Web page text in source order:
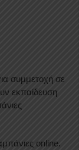
συμμετοχή σε
εκπαίδευση
online.